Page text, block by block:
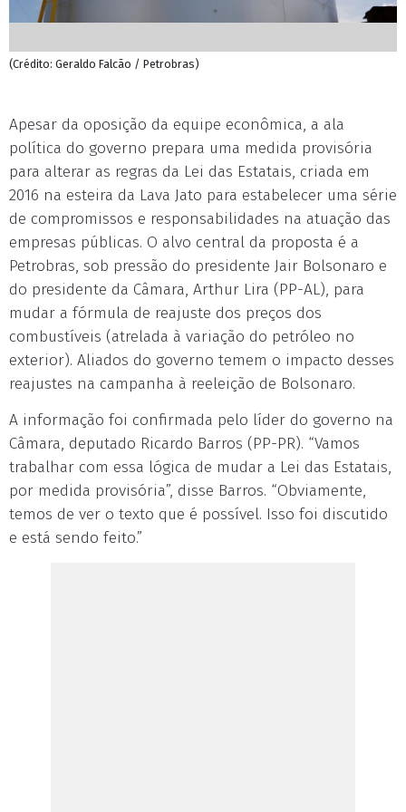
(Crédito: Geraldo Falcão / Petrobras)
Apesar da oposição da equipe econômica, a ala
política do governo prepara uma medida provisória
para alterar as regras da Lei das Estatais, criada em
2016 na esteira da Lava Jato para estabelecer uma série
de compromissos e responsabilidades na atuação das
empresas públicas. O alvo central da proposta é a
Petrobras, sob pressão do presidente Jair Bolsonaro e
do presidente da Câmara, Arthur Lira (PP-AL), para
mudar a fórmula de reajuste dos preços dos
combustíveis (atrelada à variação do petróleo no
exterior). Aliados do governo temem o impacto desses
reajustes na campanha à reeleição de Bolsonaro.
A informação foi confirmada pelo líder do governo na
Câmara, deputado Ricardo Barros (PP-PR). “Vamos
trabalhar com essa lógica de mudar a Lei das Estatais,
por medida provisória”, disse Barros. “Obviamente,
temos de ver o texto que é possível. Isso foi discutido
e está sendo feito.”